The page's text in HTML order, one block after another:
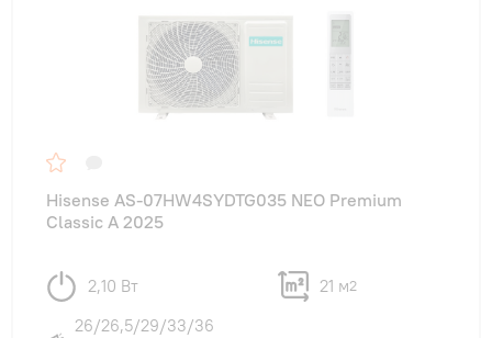
Hisense AS-07HW4SYDTG035 NEO Premium
Classic A 2025
2,10 Вт 21 м2
26/26,5/29/33/36